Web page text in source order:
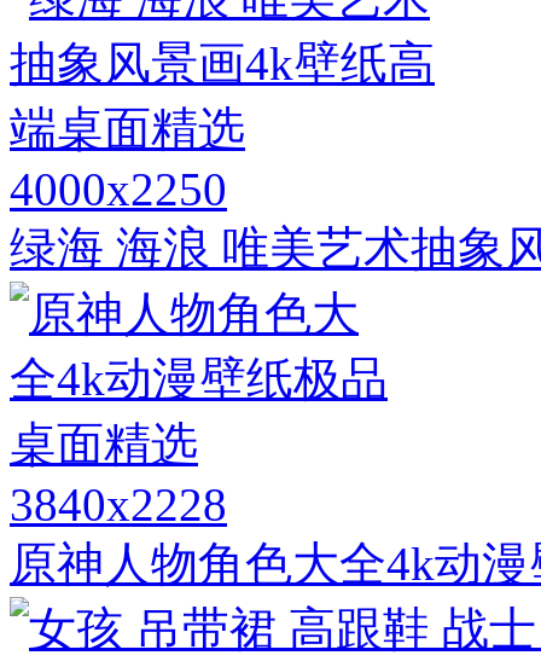
4000x2250
绿海 海浪 唯美艺术抽象
3840x2228
原神人物角色大全4k动